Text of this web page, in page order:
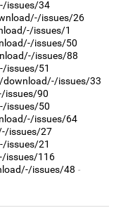
issues/34
issues/26
issues/1
issues/50
issues/88
issues/51
issues/33
issues/90
issues/50
issues/64
issues/27
issues/21
issues/116
issues/48